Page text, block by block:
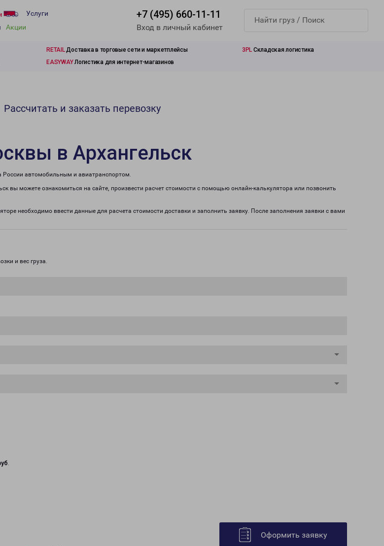
Услуги
Акции
+7 (495) 660-11-11
Вход в личный кабинет
RETAILДоставка в торговые сети и маркетплейсы 3PL Складская логистика
EASYWAYЛогистика для интернет-магазинов
Рассчитать и заказать перевозку
в Архангельск
России автомобильным и авиатранспортом.
вы можете ознакомиться на сайте, произвести расчет стоимости с помощью онлайн-калькулятора или позвонить
необходимо ввести данные для расчета стоимости доставки и заполнить заявку. После заполнения заявки с вами
и вес груза.
.
Оформить заявку